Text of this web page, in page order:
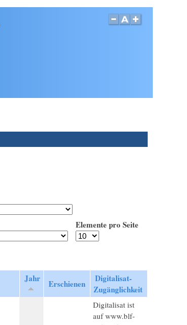
Elemente pro Seite
Jahr Erschienen
Digitalisat-
Zugänglichkeit
Digitalisat ist
auf www.blf-